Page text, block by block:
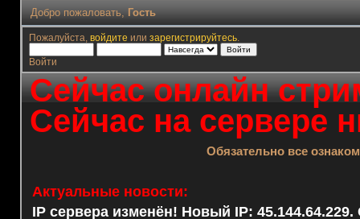
Добро пожаловать, Гость
Пожалуйста, войдите или зарегистрируйтесь.
Войти
Сейчас онлайн
Сейчас на сервере
Обязательно все
Актуальные новости:
IP сервера изменён! Новый IP: 45.144.64.229.